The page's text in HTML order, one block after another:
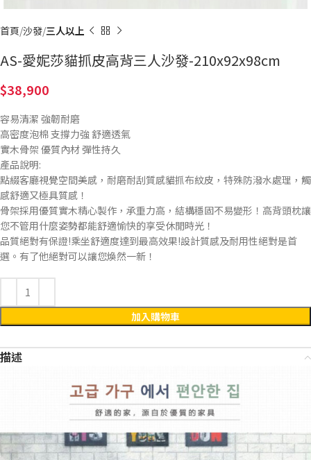
首頁 沙發 三人以上
AS-愛妮莎貓抓皮高背三人沙發-210x92x98cm
38,900
容易清潔 強韌耐磨
高密度泡棉 支撐力強 舒適透氣
實木骨架 優質內材 彈性持久
產品說明:
點綴客廳視覺空間美感，耐磨耐刮質感貓抓布紋皮，特殊防潑水處理，觸
感舒適又極具質感！
骨架採用優質實木精心製作，承重力高，結構穩固不易變形！高背頭枕讓
您不管用什麼姿勢都能舒適愉快的享受休閒時光！
品質絕對有保證!乘坐舒適度達到最高效果!設計質感及耐用性絕對是首
選。有了他絕對可以讓您煥然一新！
加入購物車
描述